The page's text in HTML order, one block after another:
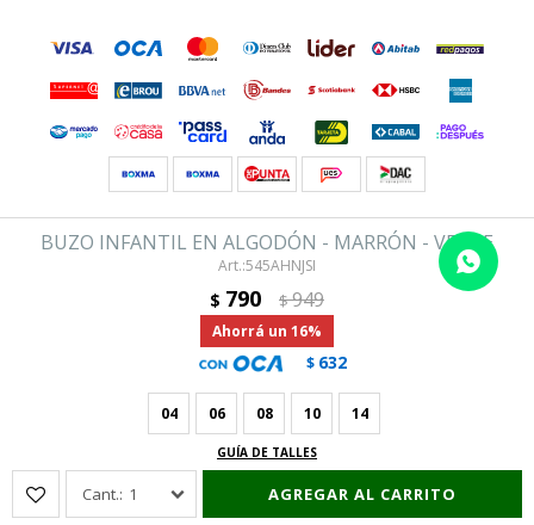
BUZO INFANTIL EN ALGODÓN - MARRÓN - VERDE
545AHNJSI
$ 790 $949
16
$ 632
04 06 08 10 14
GUÍA DE TALLES
1 AGREGAR AL CARRITO
© Copyright 2026 / Heringes representada por GUSTOV S.A Montevideo- Uruguay